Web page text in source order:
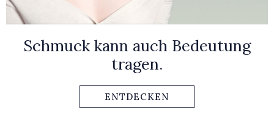
Schmuck kann auch Bedeutung
tragen.
ENTDECKEN